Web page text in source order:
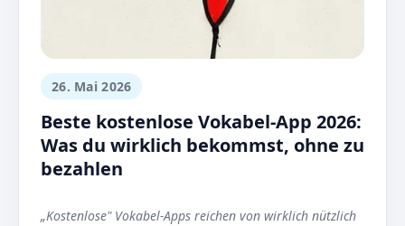
26. Mai 2026
Beste kostenlose Vokabel-App 2026:
Was du wirklich bekommst, ohne zu
bezahlen
„Kostenlose" Vokabel-Apps reichen von wirklich nützlich